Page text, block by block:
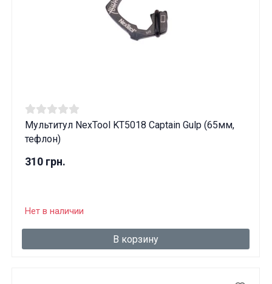
Мультитул NexTool KT5018 Captain Gulp (65мм,
тефлон)
310 грн.
Нет в наличии
В корзину